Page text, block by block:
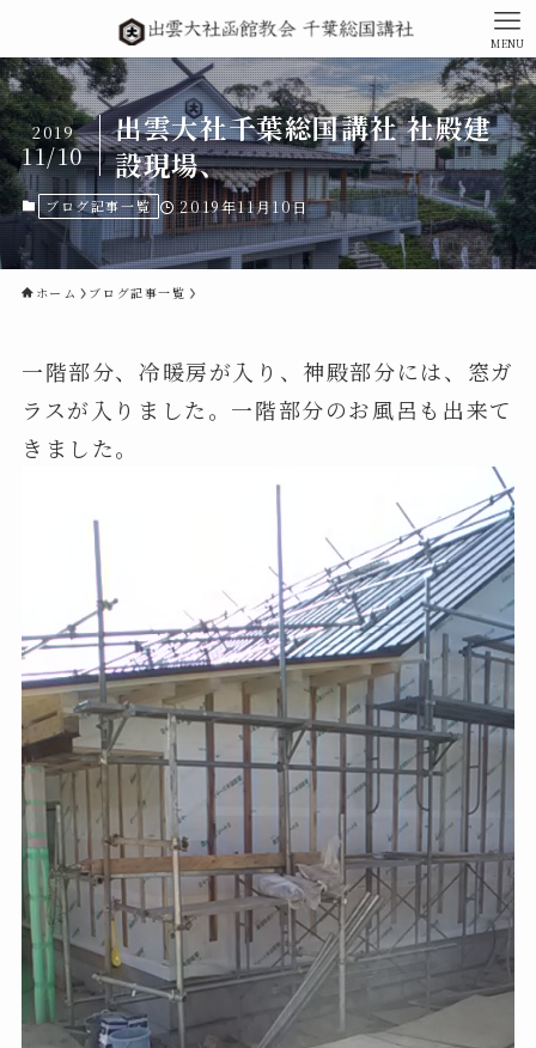
MENU
出雲大社千葉総国講社 社殿建
設現場、
2019
11/10
ブログ記事一覧 2019年11月10日
ホーム ブログ記事一覧
一階部分、冷暖房が入り、神殿部分には、窓ガ
ラスが入りました。一階部分のお風呂も出来て
きました。